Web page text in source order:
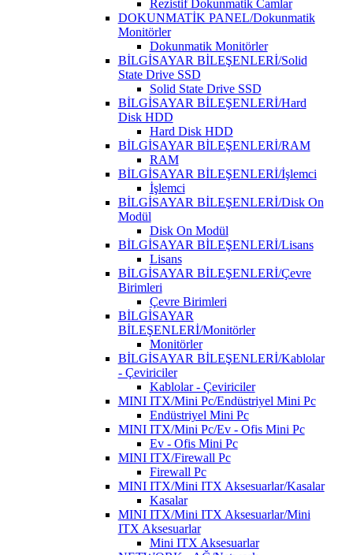
Rezistif Dokunmatik Camlar
DOKUNMATİK PANEL/Dokunmatik
Monitörler
Dokunmatik Monitörler
BİLGİSAYAR BİLEŞENLERİ/Solid
State Drive SSD
Solid State Drive SSD
BİLGİSAYAR BİLEŞENLERİ/Hard
Disk HDD
Hard Disk HDD
BİLGİSAYAR BİLEŞENLERİ/RAM
RAM
BİLGİSAYAR BİLEŞENLERİ/İşlemci
İşlemci
BİLGİSAYAR BİLEŞENLERİ/Disk On
Modül
Disk On Modül
BİLGİSAYAR BİLEŞENLERİ/Lisans
Lisans
BİLGİSAYAR BİLEŞENLERİ/Çevre
Birimleri
Çevre Birimleri
BİLGİSAYAR
BİLEŞENLERİ/Monitörler
Monitörler
BİLGİSAYAR BİLEŞENLERİ/Kablolar
- Çeviriciler
Kablolar - Çeviriciler
MINI ITX/Mini Pc/Endüstriyel Mini Pc
Endüstriyel Mini Pc
MINI ITX/Mini Pc/Ev - Ofis Mini Pc
Ev - Ofis Mini Pc
MINI ITX/Firewall Pc
Firewall Pc
MINI ITX/Mini ITX Aksesuarlar/Kasalar
Kasalar
MINI ITX/Mini ITX Aksesuarlar/Mini
ITX Aksesuarlar
Mini ITX Aksesuarlar